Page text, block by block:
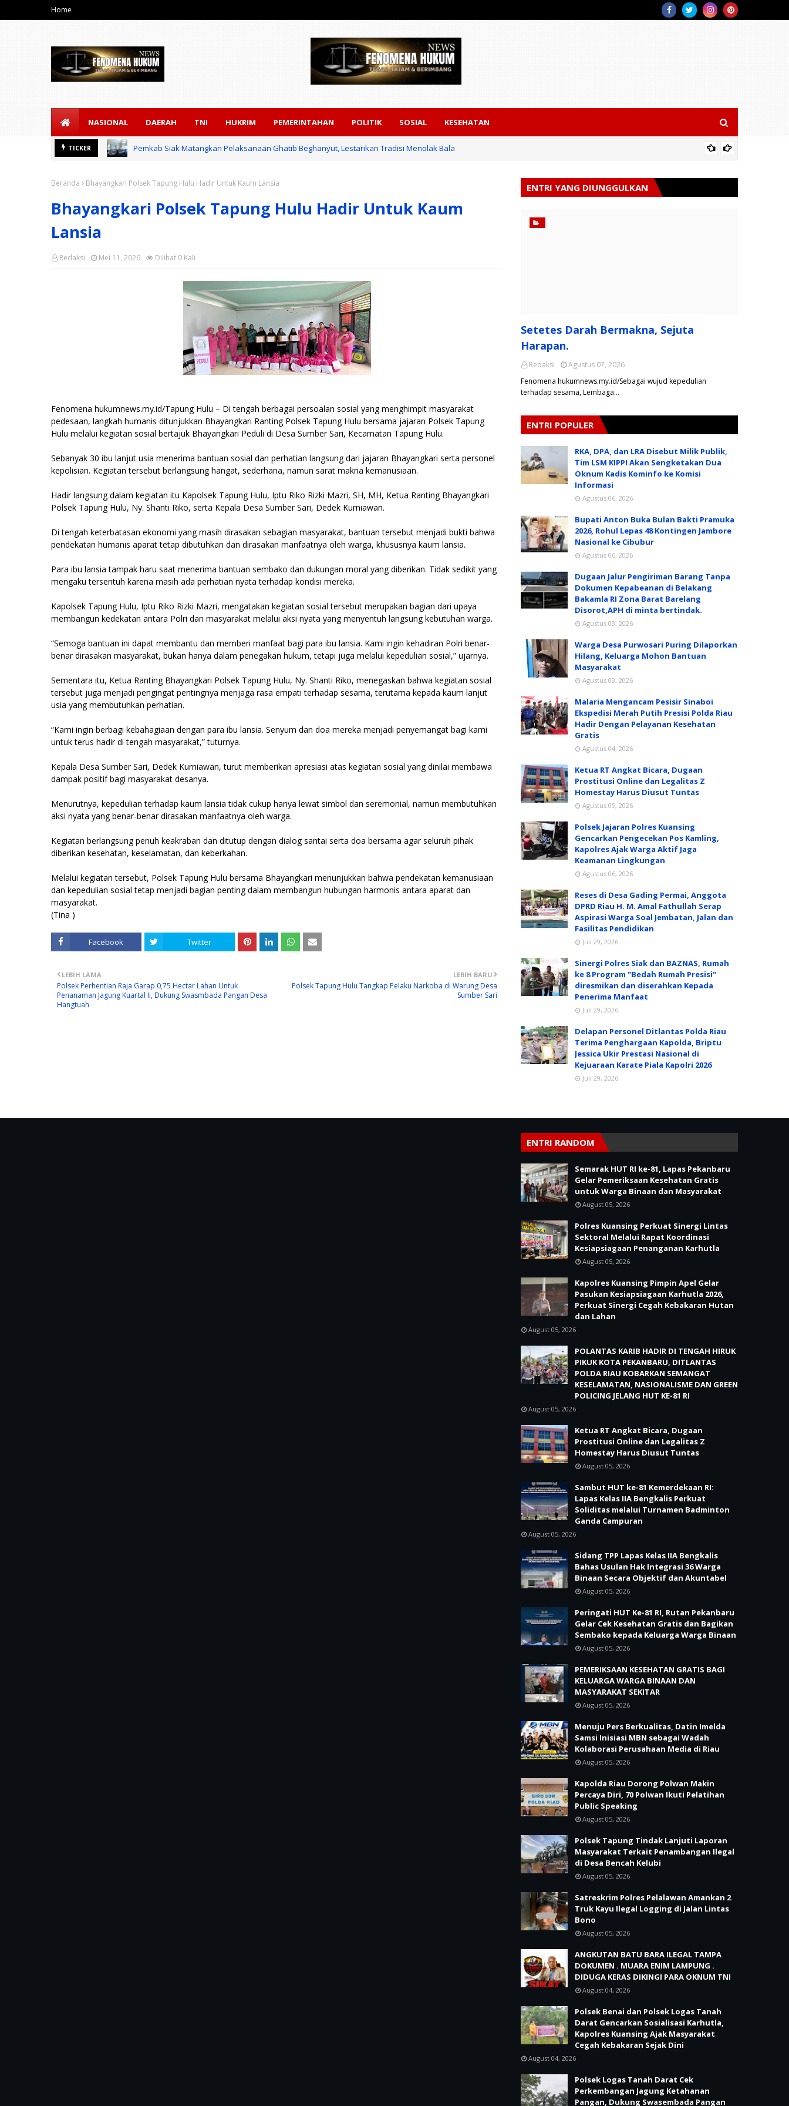
Home
NASIONAL DAERAH TNI HUKRIM PEMERINTAHAN POLITIK SOSIAL KESEHATAN
TICKER Pemkab Siak Matangkan Pelaksanaan Ghatib Beghanyut, Lestarikan Tradisi Menolak Bala
Beranda Bhayangkari Polsek Tapung Hulu Hadir Untuk Kaum Lansia
Bhayangkari Polsek Tapung Hulu Hadir Untuk Kaum
Lansia
Redaksi Dilihat 0 Kali
Mei 11, 2026
Fenomena hukumnews.my.id/Tapung Hulu – Di tengah berbagai persoalan sosial yang menghimpit masyarakat
pedesaan, langkah humanis ditunjukkan Bhayangkari Ranting Polsek Tapung Hulu bersama jajaran Polsek Tapung
Hulu melalui kegiatan sosial bertajuk Bhayangkari Peduli di Desa Sumber Sari, Kecamatan Tapung Hulu.
Sebanyak 30 ibu lanjut usia menerima bantuan sosial dan perhatian langsung dari jajaran Bhayangkari serta personel
kepolisian. Kegiatan tersebut berlangsung hangat, sederhana, namun sarat makna kemanusiaan.
Hadir langsung dalam kegiatan itu Kapolsek Tapung Hulu, Iptu Riko Rizki Mazri, SH, MH, Ketua Ranting Bhayangkari
Polsek Tapung Hulu, Ny. Shanti Riko, serta Kepala Desa Sumber Sari, Dedek Kurniawan.
Di tengah keterbatasan ekonomi yang masih dirasakan sebagian masyarakat, bantuan tersebut menjadi bukti bahwa
pendekatan humanis aparat tetap dibutuhkan dan dirasakan manfaatnya oleh warga, khususnya kaum lansia.
Para ibu lansia tampak haru saat menerima bantuan sembako dan dukungan moral yang diberikan. Tidak sedikit yang
mengaku tersentuh karena masih ada perhatian nyata terhadap kondisi mereka.
Kapolsek Tapung Hulu, Iptu Riko Rizki Mazri, mengatakan kegiatan sosial tersebut merupakan bagian dari upaya
membangun kedekatan antara Polri dan masyarakat melalui aksi nyata yang menyentuh langsung kebutuhan warga.
“Semoga bantuan ini dapat membantu dan memberi manfaat bagi para ibu lansia. Kami ingin kehadiran Polri benar-
benar dirasakan masyarakat, bukan hanya dalam penegakan hukum, tetapi juga melalui kepedulian sosial,” ujarnya.
Sementara itu, Ketua Ranting Bhayangkari Polsek Tapung Hulu, Ny. Shanti Riko, menegaskan bahwa kegiatan sosial
tersebut juga menjadi pengingat pentingnya menjaga rasa empati terhadap sesama, terutama kepada kaum lanjut
usia yang membutuhkan perhatian.
“Kami ingin berbagi kebahagiaan dengan para ibu lansia. Senyum dan doa mereka menjadi penyemangat bagi kami
untuk terus hadir di tengah masyarakat,” tuturnya.
Kepala Desa Sumber Sari, Dedek Kurniawan, turut memberikan apresiasi atas kegiatan sosial yang dinilai membawa
dampak positif bagi masyarakat desanya.
Menurutnya, kepedulian terhadap kaum lansia tidak cukup hanya lewat simbol dan seremonial, namun membutuhkan
aksi nyata yang benar-benar dirasakan manfaatnya oleh warga.
Kegiatan berlangsung penuh keakraban dan ditutup dengan dialog santai serta doa bersama agar seluruh pihak
diberikan kesehatan, keselamatan, dan keberkahan.
Melalui kegiatan tersebut, Polsek Tapung Hulu bersama Bhayangkari menunjukkan bahwa pendekatan kemanusiaan
dan kepedulian sosial tetap menjadi bagian penting dalam membangun hubungan harmonis antara aparat dan
masyarakat.
(Tina )
Facebook Twitter
LEBIH BARU
Polsek Tapung Hulu Tangkap Pelaku Narkoba di Warung Desa
Sumber Sari
LEBIH LAMA
Polsek Perhentian Raja Garap 0,75 Hectar Lahan Untuk
Penanaman Jagung Kuartal Ii, Dukung Swasmbada Pangan Desa
Hangtuah
ENTRI YANG DIUNGGULKAN
Setetes Darah Bermakna, Sejuta
Harapan.
Redaksi
Agustus 07, 2026
Fenomena hukumnews.my.id/Sebagai wujud kepedulian
terhadap sesama, Lembaga…
ENTRI POPULER
RKA, DPA, dan LRA Disebut Milik Publik,
Tim LSM KIPPI Akan Sengketakan Dua
Oknum Kadis Kominfo ke Komisi
Informasi
Agustus 06, 2026
Bupati Anton Buka Bulan Bakti Pramuka
2026, Rohul Lepas 48 Kontingen Jambore
Nasional ke Cibubur
Agustus 06, 2026
Dugaan Jalur Pengiriman Barang Tanpa
Dokumen Kepabeanan di Belakang
Bakamla RI Zona Barat Barelang
Disorot,APH di minta bertindak.
Agustus 03, 2026
Warga Desa Purwosari Puring Dilaporkan
Hilang, Keluarga Mohon Bantuan
Masyarakat
Agustus 03, 2026
Malaria Mengancam Pesisir Sinaboi
Ekspedisi Merah Putih Presisi Polda Riau
Hadir Dengan Pelayanan Kesehatan
Gratis
Agustus 04, 2026
Ketua RT Angkat Bicara, Dugaan
Prostitusi Online dan Legalitas Z
Homestay Harus Diusut Tuntas
Agustus 05, 2026
Polsek Jajaran Polres Kuansing
Gencarkan Pengecekan Pos Kamling,
Kapolres Ajak Warga Aktif Jaga
Keamanan Lingkungan
Agustus 06, 2026
Reses di Desa Gading Permai, Anggota
DPRD Riau H. M. Amal Fathullah Serap
Aspirasi Warga Soal Jembatan, Jalan dan
Fasilitas Pendidikan
Juli 29, 2026
Sinergi Polres Siak dan BAZNAS, Rumah
ke 8 Program "Bedah Rumah Presisi"
diresmikan dan diserahkan Kepada
Penerima Manfaat
Juli 29, 2026
Delapan Personel Ditlantas Polda Riau
Terima Penghargaan Kapolda, Briptu
Jessica Ukir Prestasi Nasional di
Kejuaraan Karate Piala Kapolri 2026
Juli 29, 2026
ENTRI RANDOM
Semarak HUT RI ke-81, Lapas Pekanbaru
Gelar Pemeriksaan Kesehatan Gratis
untuk Warga Binaan dan Masyarakat
August 05, 2026
Polres Kuansing Perkuat Sinergi Lintas
Sektoral Melalui Rapat Koordinasi
Kesiapsiagaan Penanganan Karhutla
August 05, 2026
Kapolres Kuansing Pimpin Apel Gelar
Pasukan Kesiapsiagaan Karhutla 2026,
Perkuat Sinergi Cegah Kebakaran Hutan
dan Lahan
August 05, 2026
POLANTAS KARIB HADIR DI TENGAH HIRUK
PIKUK KOTA PEKANBARU, DITLANTAS
POLDA RIAU KOBARKAN SEMANGAT
KESELAMATAN, NASIONALISME DAN GREEN
POLICING JELANG HUT KE-81 RI
August 05, 2026
Ketua RT Angkat Bicara, Dugaan
Prostitusi Online dan Legalitas Z
Homestay Harus Diusut Tuntas
August 05, 2026
Sambut HUT ke-81 Kemerdekaan RI:
Lapas Kelas IIA Bengkalis Perkuat
Soliditas melalui Turnamen Badminton
Ganda Campuran
August 05, 2026
Sidang TPP Lapas Kelas IIA Bengkalis
Bahas Usulan Hak Integrasi 36 Warga
Binaan Secara Objektif dan Akuntabel
August 05, 2026
Peringati HUT Ke-81 RI, Rutan Pekanbaru
Gelar Cek Kesehatan Gratis dan Bagikan
Sembako kepada Keluarga Warga Binaan
August 05, 2026
PEMERIKSAAN KESEHATAN GRATIS BAGI
KELUARGA WARGA BINAAN DAN
MASYARAKAT SEKITAR
August 05, 2026
Menuju Pers Berkualitas, Datin Imelda
Samsi Inisiasi MBN sebagai Wadah
Kolaborasi Perusahaan Media di Riau
August 05, 2026
Kapolda Riau Dorong Polwan Makin
Percaya Diri, 70 Polwan Ikuti Pelatihan
Public Speaking
August 05, 2026
Polsek Tapung Tindak Lanjuti Laporan
Masyarakat Terkait Penambangan Ilegal
di Desa Bencah Kelubi
August 05, 2026
Satreskrim Polres Pelalawan Amankan 2
Truk Kayu Ilegal Logging di Jalan Lintas
Bono
August 05, 2026
ANGKUTAN BATU BARA ILEGAL TAMPA
DOKUMEN . MUARA ENIM LAMPUNG .
DIDUGA KERAS DIKINGI PARA OKNUM TNI
August 04, 2026
Polsek Benai dan Polsek Logas Tanah
Darat Gencarkan Sosialisasi Karhutla,
Kapolres Kuansing Ajak Masyarakat
Cegah Kebakaran Sejak Dini
August 04, 2026
Polsek Logas Tanah Darat Cek
Perkembangan Jagung Ketahanan
Pangan, Dukung Swasembada Pangan